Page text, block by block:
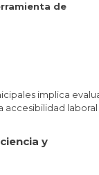
de
implica
y